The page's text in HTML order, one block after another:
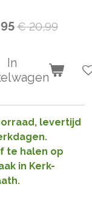
€ 20,99
In
levertijd
te halen op
in Kerk-